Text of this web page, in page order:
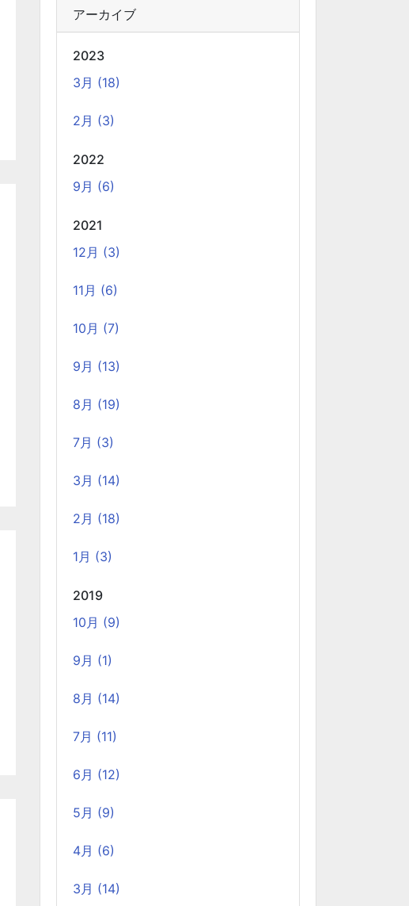
2025-03-21
今回は、ビジネスワークに役立つSlackのリマイ
ンダー設定についてご紹介します。 Slackでは、
業務で決めたことや会議の開始前にリマインダー
と、いくらスケジュールを頭に入れていても、仕
を過ぎてしまうことがあります。そんな経験があ
る方には、この機能が非常に役立つと思います。
環境を作成する
Laravelを使って簡単にReactの開発環境を構築
なPHP（Laravel）をバックエンドにすること
た、低コストで構築し、トラブル時の原因特定を
ホーリンラブブックスのリニューアルした
2025-03-17
のホーリンラブブックスがあります。
2025-02-17
TORICOでは、毎月1回のペースで開発者による
技術勉強会の内容を紹介します。
ターからサーバーレスに移行した時のコス
ト削減効果
当社では、2024年12月に、サービスの検索エン
ジンをOpenSearch のマネージドクラスターか
ストダウンとマネジメントコストの低減を期待し
アーカイブ
2023
3月 (18)
2月 (3)
2022
9月 (6)
2021
12月 (3)
11月 (6)
10月 (7)
9月 (13)
8月 (19)
7月 (3)
3月 (14)
2月 (18)
1月 (3)
2019
10月 (9)
9月 (1)
8月 (14)
7月 (11)
6月 (12)
5月 (9)
4月 (6)
3月 (14)